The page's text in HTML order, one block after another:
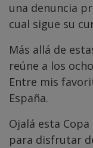
una denuncia
cual sigue su
Más allá de
reúne a los
Entre mis
España.
Ojalá esta
para disfrutar